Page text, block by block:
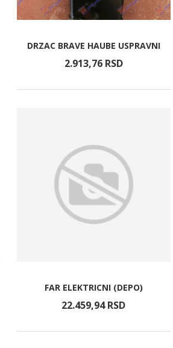
DRZAC BRAVE HAUBE USPRAVNI
2.913,76 RSD
FAR ELEKTRICNI (DEPO)
22.459,94 RSD